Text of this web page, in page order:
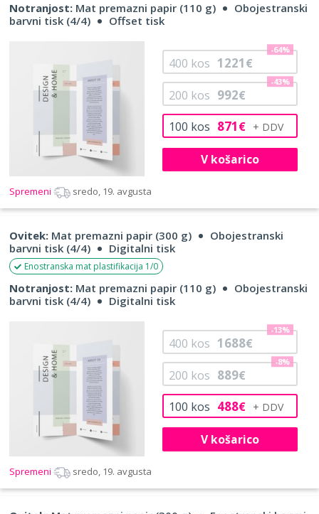
Notranjost: Mat premazni papir (110 g)
Obojestranski
barvni tisk (4/4)
Offset tisk
100 kos 871€
200 kos 992€
-43%
400 kos 1221€
-64%
V košarico
Spremeni sredo, 19. avgusta
Ovitek: Mat premazni papir (300 g)
Obojestranski
barvni tisk (4/4)
Digitalni tisk
Enostranska mat plastifikacija 1/0
Notranjost: Mat premazni papir (110 g)
Obojestranski
barvni tisk (4/4)
Digitalni tisk
100 kos 488€
200 kos 889€
-8%
400 kos 1688€
-13%
V košarico
Spremeni sredo, 19. avgusta